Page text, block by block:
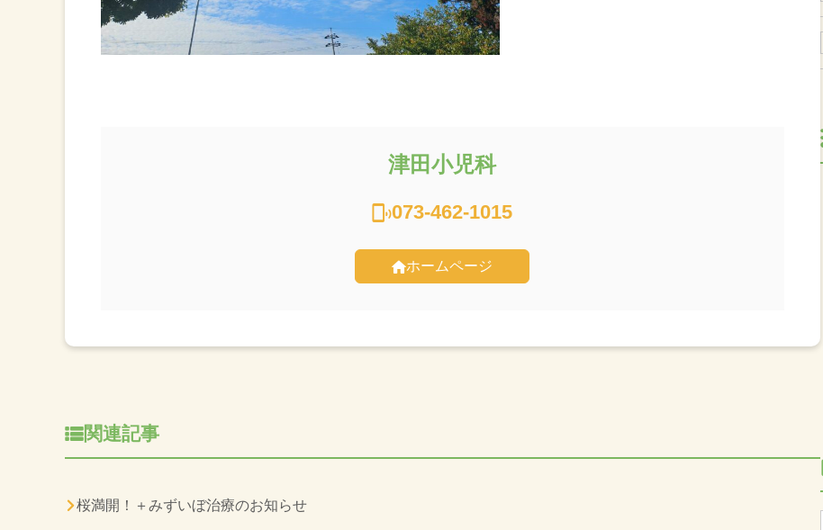
津田小児科
073-462-1015
ホームページ
関連記事
桜満開！＋みずいぼ治療のお知らせ